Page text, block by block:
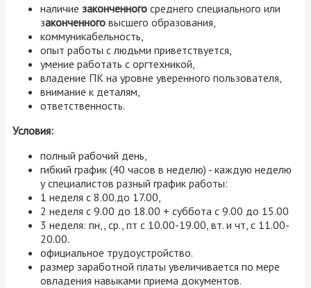
наличие законченного среднего специального или
законченного высшего образования,
коммуникабельность,
опыт работы с людьми приветствуется,
умение работать с оргтехникой,
владение ПК на уровне уверенного пользователя,
внимание к деталям,
ответственность.
Условия:
полный рабочий день,
гибкий график (40 часов в неделю) - каждую неделю
у специалистов разный график работы:
1 неделя с 8.00.до 17.00,
2 неделя с 9.00 до 18.00 + суббота с 9.00 до 15.00
3 неделя: пн,, ср., пт с 10.00-19.00, вт. и чт, с 11.00-
20.00.
официальное трудоустройство.
размер заработной платы увеличивается по мере
овладения навыками приема документов.